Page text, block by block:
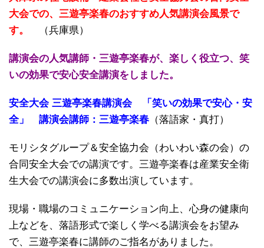
大会での、三遊亭楽春のおすすめ人気講演会風景で
す。
（兵庫県）
講演会の人気講師・三遊亭楽春が、楽しく役立つ、笑
いの効果で安心安全講演をしました。
安全大会 三遊亭楽春講演会 「笑いの効果で安心・安
全」 講演会講師：三遊亭楽春 （落語家・真打）
モリシタグループ＆安全協力会（わいわい森の会）の
合同安全大会での講演です。三遊亭楽春は産業安全衛
生大会での講演会に多数出演しています。
現場・職場のコミュニケーション向上、心身の健康向
上などを、落語形式で楽しく学べる講演会をお望み
で、三遊亭楽春に講師のご指名がありました。